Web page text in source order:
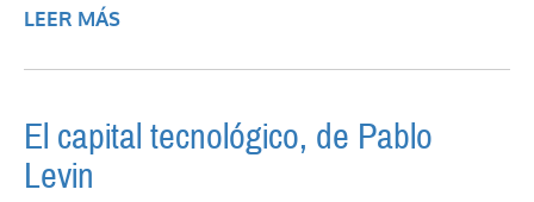
LEER MÁS
JUAN IÑIGO CARRERA
El capital tecnológico, de Pablo
Levin